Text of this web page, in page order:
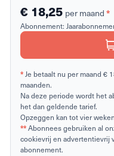
€ 18,25 per maand*
Abonnement:
*Je betaalt nu per maand €
maanden.
Na deze periode wordt het
het dan geldende tarief.
Opzeggen kan tot vier
**Abonnees gebruiken al
cookievrij en advertentievrij
abonnement.